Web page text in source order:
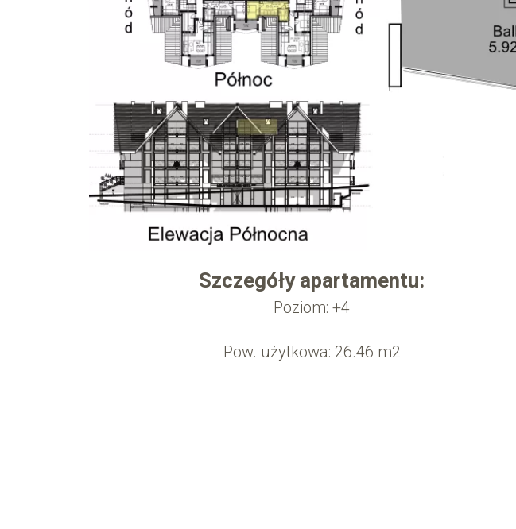
Szczegóły apartamentu:
Poziom: +4
Pow. użytkowa: 26.46 m2